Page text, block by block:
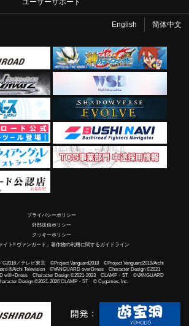
ユーザーサポート
English 简体中文
プライバシーポリシー
外部送信ポリシー
クッキーポリシー
イト!! ヴァンガード」著作物の利用に関するガイドライン
／テレビ東京 ©Project Vanguard2018 ©Project Vanguard2019/Aichi
if/Aichi Television ©VANGUARD overDress Character Design ©2021
will+Dress Character Design ©2021-2023 CLAMP・ST ©VANGUARD
Design ©2021-2026 CLAMP・ST © Cygames, Inc.